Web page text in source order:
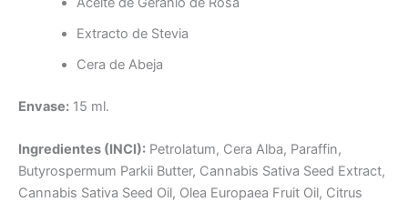
Extracto de Stevia
Cera de Abeja
Envase: 15 ml.
Ingredientes (INCI): Petrolatum, Cera Alba, Paraffin,
Butyrospermum Parkii Butter, Cannabis Sativa Seed Extract,
Cannabis Sativa Seed Oil, Olea Europaea Fruit Oil, Citrus